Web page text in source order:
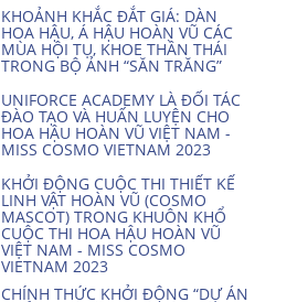
KHOẢNH KHẮC ĐẮT GIÁ: DÀN
HOA HẬU, Á HẬU HOÀN VŨ CÁC
MÙA HỘI TỤ, KHOE THẦN THÁI
TRONG BỘ ẢNH “SĂN TRĂNG”
UNIFORCE ACADEMY LÀ ĐỐI TÁC
ĐÀO TẠO VÀ HUẤN LUYỆN CHO
HOA HẬU HOÀN VŨ VIỆT NAM -
MISS COSMO VIETNAM 2023
KHỞI ĐỘNG CUỘC THI THIẾT KẾ
LINH VẬT HOÀN VŨ (COSMO
MASCOT) TRONG KHUÔN KHỔ
CUỘC THI HOA HẬU HOÀN VŨ
VIỆT NAM - MISS COSMO
VIETNAM 2023
CHÍNH THỨC KHỞI ĐỘNG “DỰ ÁN